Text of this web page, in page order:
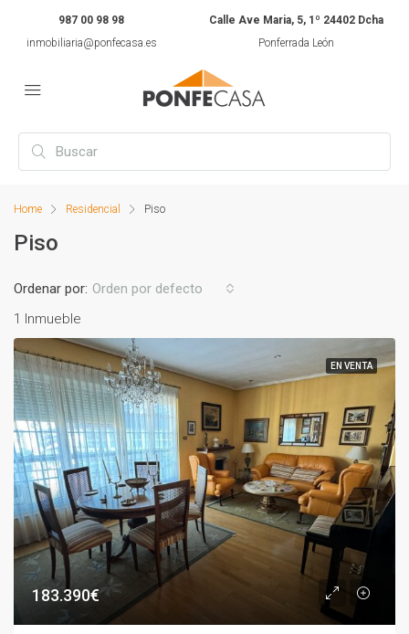
987 00 98 98
inmobiliaria@ponfecasa.es
Calle Ave Maria, 5, 1º 24402 Dcha
Ponferrada León
Home Residencial Piso
Piso
1 Inmueble
Ordenar por: Orden por defecto
EN VENTA
183.390€